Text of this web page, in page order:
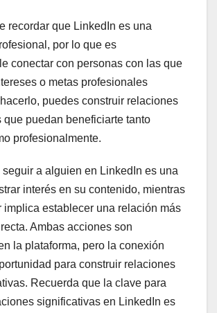
recordar que LinkedIn es una
por lo que es
conectar con personas con las que
o metas profesionales
puedes construir relaciones
que puedan beneficiarte tanto
profesionalmente.
seguir a alguien en LinkedIn es una
interés en su contenido, mientras
implica establecer una relación más
Ambas acciones son
la plataforma, pero la conexión
para construir relaciones
Recuerda que la clave para
significativas en LinkedIn es